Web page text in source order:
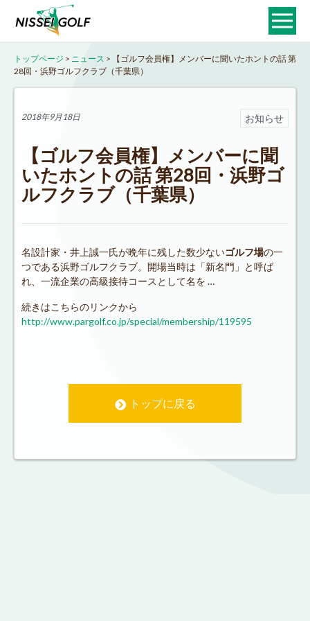
トップページ > ニュース >
【ゴルフ会員権】メンバーに聞いたホントの話 第
28回・浜野ゴルフクラブ（千葉県）
2018年9月18日 お知らせ
【ゴルフ会員権】メンバーに聞
いたホントの話 第28回・浜野ゴ
ルフクラブ（千葉県）
名設計家・井上誠一氏が晩年に残した数少ないゴルフ場の一
つである浜野ゴルフクラブ。開場当時は「新名門」と呼ば
れ、一流企業の高級接待コースとして名を …
続きはこちらのリンクから
http://www.pargolf.co.jp/special/membership/119595
トップに戻る